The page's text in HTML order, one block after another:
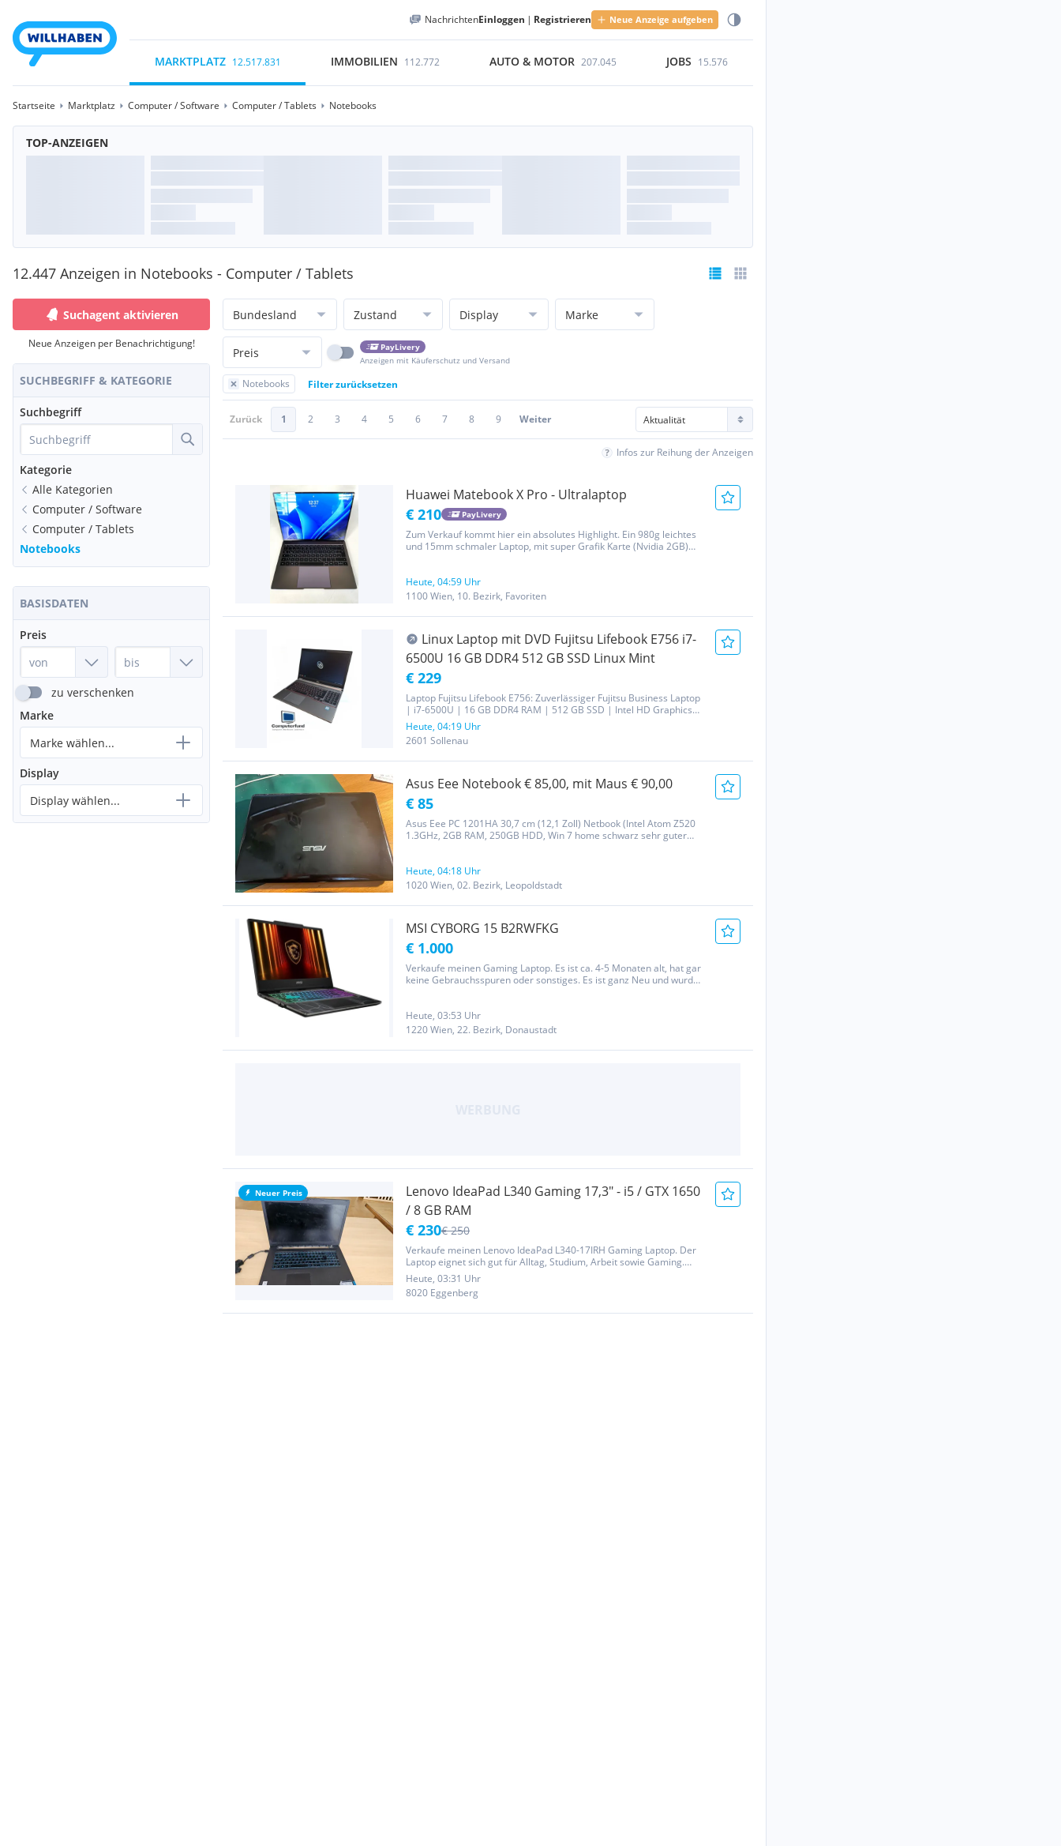
NachrichtenEinloggen | Registrieren Neue Anzeige aufgeben
MARKTPLATZ 12.517.831 IMMOBILIEN 112.772 AUTO & MOTOR 207.045 JOBS 15.576
Startseite Marktplatz Computer / Software Computer / Tablets Notebooks
TOP-ANZEIGEN
12.447 Anzeigen in Notebooks - Computer / Tablets
Suchagent aktivieren
Neue Anzeigen per Benachrichtigung!
SUCHBEGRIFF & KATEGORIE
Suchbegriff
Kategorie
Alle Kategorien
Computer / Software
Computer / Tablets
Notebooks
BASISDATEN
Preis
zu verschenken
Marke
Marke wählen...
Display
Display wählen...
Bundesland Zustand Display Marke
Preis
PayLivery
Anzeigen mit Käuferschutz und Versand
Notebooks Filter zurücksetzen
Zurück 1 2 3 4 5 6 7 8 9 Weiter
Infos zur Reihung der Anzeigen
Huawei Matebook X Pro - Ultralaptop
€ 210 PayLivery
Zum Verkauf kommt hier ein absolutes Highlight. Ein 980g leichtes
und 15mm schmaler Laptop, mit super Grafik Karte (Nvidia 2GB)
Heute, 04:59 Uhr
1100 Wien, 10. Bezirk, Favoriten
Linux Laptop mit DVD Fujitsu Lifebook E756 i7-
6500U 16 GB DDR4 512 GB SSD Linux Mint
€ 229
Laptop Fujitsu Lifebook E756: Zuverlässiger Fujitsu Business Laptop
| i7-6500U | 16 GB DDR4 RAM | 512 GB SSD | Intel HD Graphics
520. 15,6 Zoll | DVD-RW | 3x USB 3.0 | 1x USB 2.0 | HDMI |
DisplayPort | VGA | SD-Kartenleser | Webcam | WLAN | LAN |
Linux...
Heute, 04:19 Uhr
2601 Sollenau
Asus Eee Notebook € 85,00, mit Maus € 90,00
€ 85
Asus Eee PC 1201HA 30,7 cm (12,1 Zoll) Netbook (Intel Atom Z520
1.3GHz, 2GB RAM, 250GB HDD, Win 7 home schwarz sehr guter
Heute, 04:18 Uhr
1020 Wien, 02. Bezirk, Leopoldstadt
MSI CYBORG 15 B2RWFKG
€ 1.000
Verkaufe meinen Gaming Laptop. Es ist ca. 4-5 Monaten alt, hat gar
keine Gebrauchsspuren oder sonstiges. Es ist ganz Neu und wurde
Heute, 03:53 Uhr
1220 Wien, 22. Bezirk, Donaustadt
Neuer Preis
Lenovo IdeaPad L340 Gaming 17,3" - i5 / GTX 1650
/ 8 GB RAM
€ 230€ 250
Verkaufe meinen Lenovo IdeaPad L340-17IRH Gaming Laptop. Der
Laptop eignet sich gut für Alltag, Studium, Arbeit sowie Gaming.
Durch das große 17,3-Zoll-Full-HD-Display und die dedizierte
NVIDIA-Grafikkarte bietet er eine solide Ausstattung. Technische...
Heute, 03:31 Uhr
8020 Eggenberg